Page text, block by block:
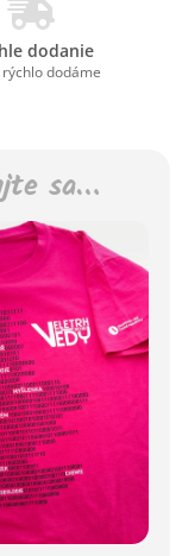
dodanie
dodáme
sa…